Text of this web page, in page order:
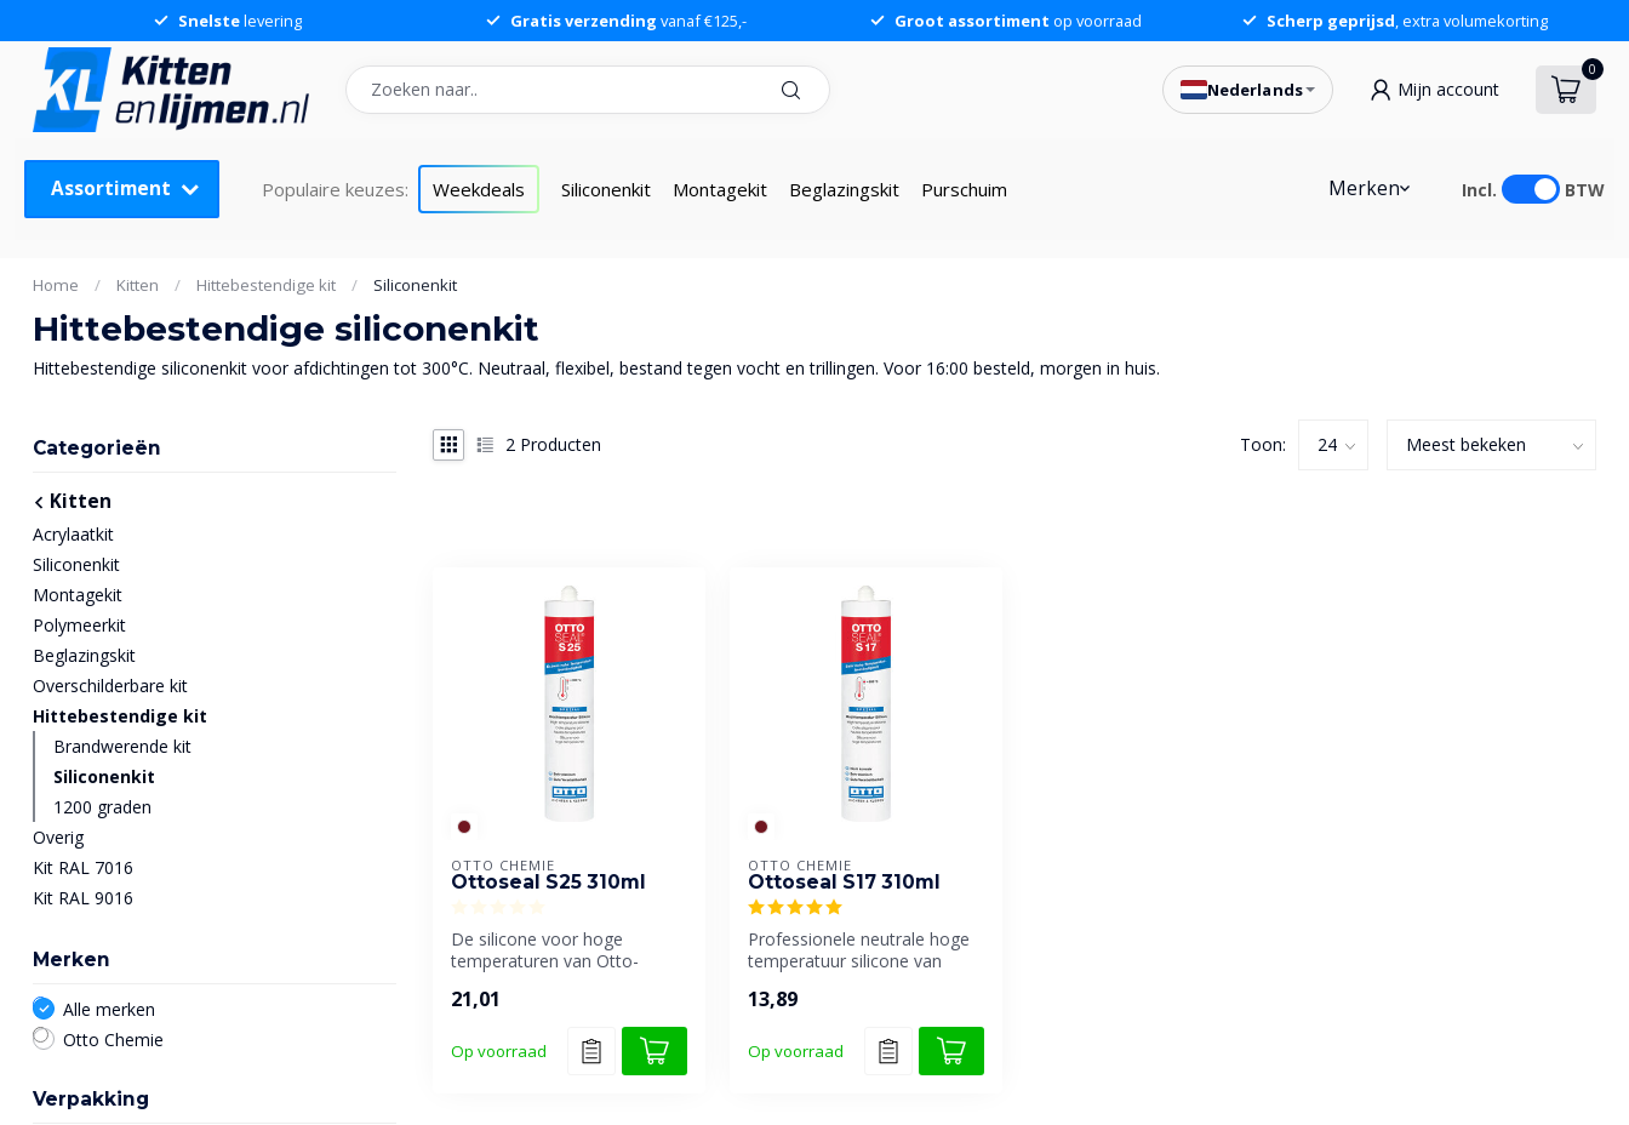
Snelstelevering Gratis verzending vanaf €125,- Groot assortiment op voorraad Scherp geprijsd, extra volumekorting
Nederlands Mijn account
0
Assortiment Populaire keuzes: Weekdeals Siliconenkit Montagekit Beglazingskit Purschuim Merken Incl. BTW
Home / Kitten / Hittebestendige kit / Siliconenkit
Hittebestendige siliconenkit
Hittebestendige siliconenkit voor afdichtingen tot 300°C. Neutraal, flexibel, bestand tegen vocht en trillingen. Voor 16:00 besteld, morgen in huis.
Categorieën
Kitten
Acrylaatkit
Siliconenkit
Montagekit
Polymeerkit
Beglazingskit
Overschilderbare kit
Hittebestendige kit
Brandwerende kit
Siliconenkit
1200 graden
Overig
Kit RAL 7016
Kit RAL 9016
Merken
Alle merken
Otto Chemie
Verpakking
2 Producten Toon:
OTTO CHEMIE
Ottoseal S25 310ml
De silicone voor hoge
temperaturen van Otto-
en buit...
21,01
Op voorraad
OTTO CHEMIE
Ottoseal S17 310ml
Professionele neutrale hoge
temperatuur silicone van
13,89
Op voorraad